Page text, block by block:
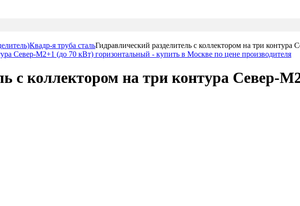
Квадр-я труба стальГидравлический разделитель с коллектором на три
с коллектором на три контура Север-